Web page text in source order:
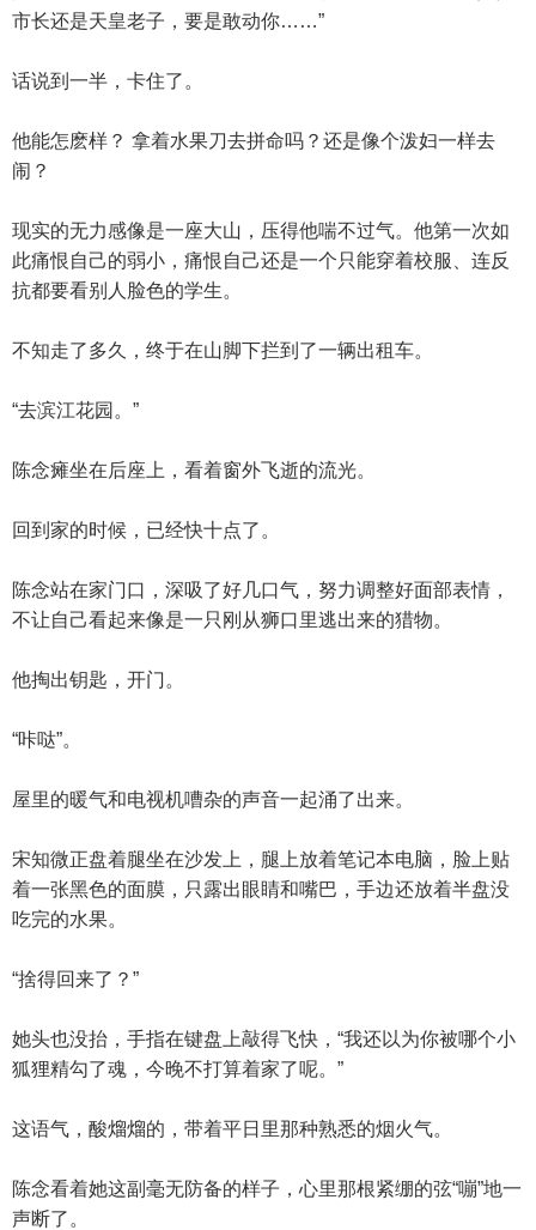
市长还是天皇老子，要是敢动你……”
话说到一半，卡住了。
他能怎麽样？ 拿着水果刀去拼命吗？还是像个泼妇一样去
闹？
现实的无力感像是一座大山，压得他喘不过气。他第一次如
此痛恨自己的弱小，痛恨自己还是一个只能穿着校服、连反
抗都要看别人脸色的学生。
不知走了多久，终于在山脚下拦到了一辆出租车。
“去滨江花园。”
陈念瘫坐在后座上，看着窗外飞逝的流光。
回到家的时候，已经快十点了。
陈念站在家门口，深吸了好几口气，努力调整好面部表情，
不让自己看起来像是一只刚从狮口里逃出来的猎物。
他掏出钥匙，开门。
“咔哒”。
屋里的暖气和电视机嘈杂的声音一起涌了出来。
宋知微正盘着腿坐在沙发上，腿上放着笔记本电脑，脸上贴
着一张黑色的面膜，只露出眼睛和嘴巴，手边还放着半盘没
吃完的水果。
“捨得回来了？”
她头也没抬，手指在键盘上敲得飞快，“我还以为你被哪个小
狐狸精勾了魂，今晚不打算着家了呢。”
这语气，酸熘熘的，带着平日里那种熟悉的烟火气。
陈念看着她这副毫无防备的样子，心里那根紧绷的弦“嘣”地一
声断了。